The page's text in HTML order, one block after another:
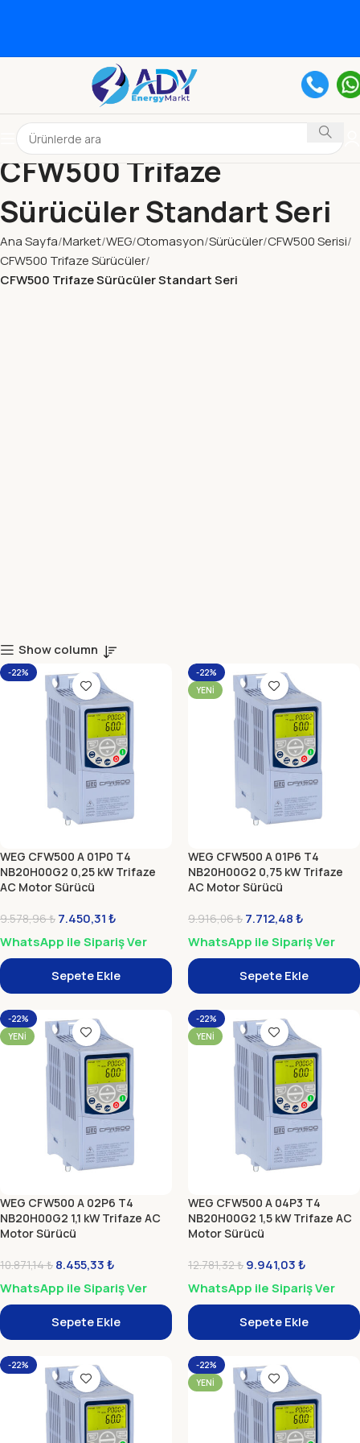
CFW500 Trifaze
Sürücüler Standart Seri
Ana Sayfa Market WEG Otomasyon Sürücüler CFW500 Serisi
CFW500 Trifaze Sürücüler
CFW500 Trifaze Sürücüler Standart Seri
Show column
-22%
WEG CFW500 A 01P0 T4
NB20H00G2 0,25 kW Trifaze
AC Motor Sürücü
9.578,96₺ 7.450,31₺
WhatsApp ile Sipariş Ver
Sepete Ekle
-22%
YENI
WEG CFW500 A 01P6 T4
NB20H00G2 0,75 kW Trifaze
AC Motor Sürücü
9.916,06₺ 7.712,48₺
WhatsApp ile Sipariş Ver
Sepete Ekle
-22%
YENI
WEG CFW500 A 02P6 T4
NB20H00G2 1,1 kW Trifaze AC
Motor Sürücü
10.871,14₺ 8.455,33₺
WhatsApp ile Sipariş Ver
Sepete Ekle
-22%
YENI
WEG CFW500 A 04P3 T4
NB20H00G2 1,5 kW Trifaze AC
Motor Sürücü
12.781,32₺ 9.941,03₺
WhatsApp ile Sipariş Ver
Sepete Ekle
-22%
-22%
YENI